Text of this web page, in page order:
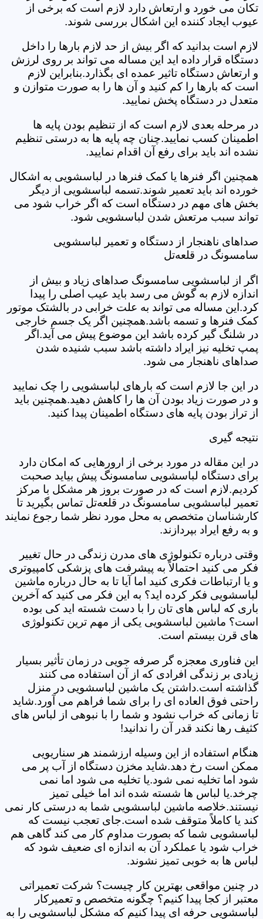
تکان می خورد و ارتعاش دارد لازم است که برخی از
عیوب ایجاد کننده این اشکال بررسی شوند.
لازم است بدانید که اگر بیش از حد لازم بارها را داخل
دستگاه قرار داده اید این مساله می تواند بر روی لرزش
و ارتعاش دستگاه تاثیر عمده ای بگذارد.بنابراین لازم
است که بارها را کم کنید و آن ها را به صورت متوازن و
متعدل در دستگاه پخش نمایید.
در مرحله بعدی لازم است که از تنظیم بودن پایه ها
اطمینان کسب نمایید.چنان چه پایه ها به درستی تنظیم
نشده اند باید برای رفع آن اقدام نمایید.
همچنین اگر فنرها یا کمک فنرها در لباسشویی به اشکال
خورده اند باید تعمیر شوند.تسمه لباسشویی از دیگر
بخش های مهم در دستگاه است که اگر خراب شود می
تواند سبب مرتعش شدن لباسشویی شود.
صداهای ناهنجار از دستگاه و تعمیر لباسشویی
سامسونگ در قلعه‌تل
اگر از لباسشویی سامسونگ صداهای زیاد و بیش از
اندازه لازم به گوش می رسد باید عیب اصلی را پیدا
کرد.این مساله می تواند به علت خرابی در بالشتک موتور
کمک فنرها و تسمه باشد.همچنین اگر یک جسم خارجی
در شلنگ گیر کرده باشد این موضوع پیش می آید.اگر
پمپ تخلیه نیز ایراد داشته باشد سبب شنیده شدن
صداهای ناهنجار می شود.
در این جا لازم است که بارهای لباسشویی را چک نمایید
و در صورت زیاد بودن آن ها را کاهش دهید.همچنین باید
از تراز بودن پایه های دستگاه اطمینان پیدا کنید.
نتیجه گیری
در این مقاله در مورد برخی از ارورهایی که امکان دارد
برای دستگاه لباسشویی سامسونگ پیش بیاید صحبت
کردیم.لازم است که در صورت بروز هر مشکل با مرکز
تعمیر لباسشویی سامسونگ در قلعه‌تل تماس بگیرید تا
کارشناسان متخصص به محل مورد نظر شما رجوع نمایند
و به رفع ایراد بپردازند.
وقتی درباره تکنولوژی های مدرن زندگی در حال تغییر
فکر می کنید احتمالاً به پیشرفت های پزشکی کامپیوتری
و یا ارتباطات فکری کنید اما آیا تا به حال درباره ماشین
لباسشویی فکر کرده اید؟ به این فکر می کنید که آخرین
باری که لباس های تان را با دست شسته اید کی بوده
است؟ ماشین لباسشویی یکی از مهم ترین تکنولوژی
های قرن بیستم است.
این فناوری معجزه گر صرفه جویی در زمان تأثیر بسیار
زیادی بر زندگی افرادی که از آن استفاده می کنند
گذاشته است.داشتن یک ماشین لباسشویی در منزل
راحتی فوق العاده ای را برای شما فراهم می آورد.شاید
تا زمانی که خراب نشود و شما را با نبوهی از لباس های
کثیف رها نکند قدر آن را ندانید!
هنگام استفاده از این وسیله ارزشمند هر سناریویی
ممکن است رخ دهد.شاید مخزن دستگاه از آب پر می
شود اما تخلیه نمی شود.یا تخلیه می شود اما نمی
چرخد.یا لباس ها شسته شده اند اما خیلی تمیز
نیستند.خلاصه ماشین لباسشویی شما به درستی کار نمی
کند یا کاملاً متوقف شده است.جای تعجب نیست که
لباسشویی شما که بصورت مداوم کار می کند گاهی هم
خراب شود یا عملکرد آن به اندازه ای ضعیف شود که
لباس ها به خوبی تمیز نشوند.
در چنین مواقعی بهترین کار چیست؟ شرکت تعمیراتی
معتبر از کجا پیدا کنیم؟ چگونه متخصص و تعمیرکار
لباسشویی حرفه ای پیدا کنیم که مشکل لباسشویی را به